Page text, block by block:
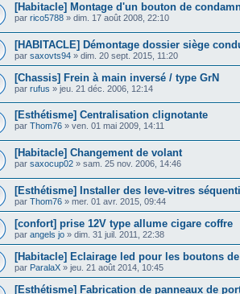
[Habitacle] Montage d'un bouton de
par rico5788 » dim. 17 août 2008, 22:10
[HABITACLE] Démontage dossier siège
par saxovts94 » dim. 20 sept. 2015, 11:20
[Chassis] Frein à main inversé / type GrN
par rufus » jeu. 21 déc. 2006, 12:14
[Esthétisme] Centralisation clignotante
par Thom76 » ven. 01 mai 2009, 14:11
[Habitacle] Changement de volant
par saxocup02 » sam. 25 nov. 2006, 14:46
[Esthétisme] Installer des leve-vitres
par Thom76 » mer. 01 avr. 2015, 09:44
[confort] prise 12V type allume cigare coffre
par angels jo » dim. 31 juil. 2011, 22:38
[Habitacle] Eclairage led pour les boutons
par ParalaX » jeu. 21 août 2014, 10:45
[Esthétisme] Fabrication de panneaux de